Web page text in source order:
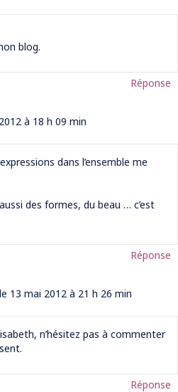
blog.
Réponse
à 18 h 09 min
dans l’ensemble me
des formes, du beau … c’est
Réponse
le 13 mai 2012 à 21 h 26 min
n’hésitez pas à commenter
Réponse